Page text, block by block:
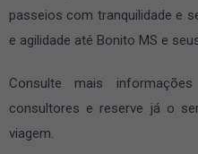
passeios com tranquilidade e
e agilidade até Bonito MS e
Consulte mais
consultores e reserve já o
viagem.